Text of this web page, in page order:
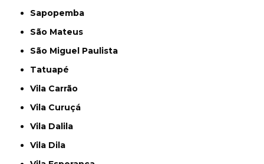
Sapopemba
São Mateus
São Miguel Paulista
Tatuapé
Vila Carrão
Vila Curuçá
Vila Dalila
Vila Dila